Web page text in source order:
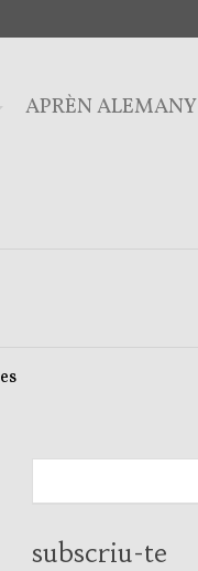
APRÈN ALEMANY
subscriu-te